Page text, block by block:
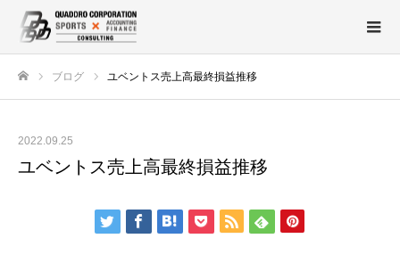
ブログ ユベントス売上高最終損益推移
2022.09.25
ユベントス売上高最終損益推移